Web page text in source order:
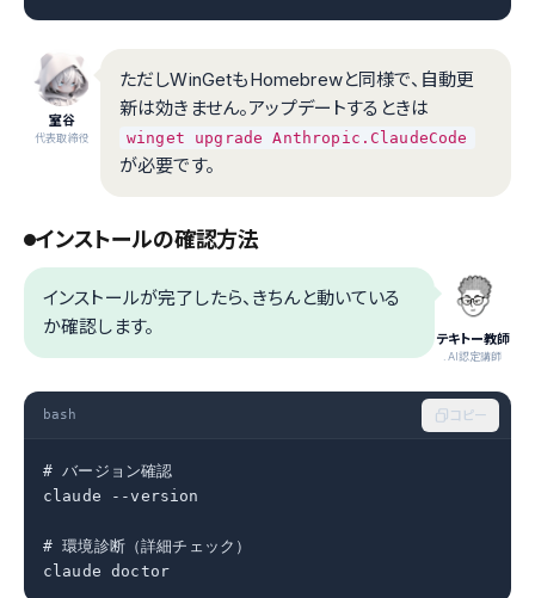
室谷
代表取締役
ただしWinGetもHomebrewと同様で、自動更
新は効きません。アップデートするときは
winget upgrade Anthropic.ClaudeCode
が必要です。
インストールの確認方法
テキトー教師
.AI認定講師
インストールが完了したら、きちんと動いている
か確認します。
bash コピー
# バージョン確認
claude --version
# 環境診断（詳細チェック）
claude doctor